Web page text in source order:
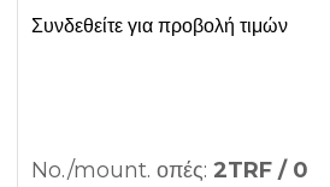
Συνδεθείτε για προβολή τιμών
No./mount. οπές: 2TRF / 0